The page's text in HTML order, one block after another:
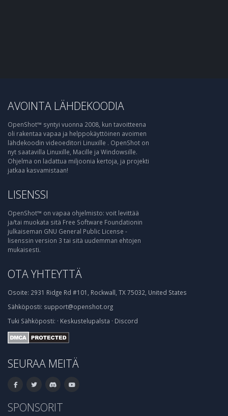
AVOINTA LÄHDEKOODIA
OpenShot™ syntyi vuonna 2008, kun tavoitteena
oli rakentaa vapaa ja helppokäyttöinen avoimen
lähdekoodin videoeditori Linuxille . OpenShot on
nyt saatavilla Linuxille, Macille ja Windowsille.
Ohjelma on ladattua miljoonia kertoja, ja projekti
jatkaa kasvamistaan!
LISENSSI
OpenShot™ on vapaa ohjelmisto: voit levittää
ja/tai muokata sitä Free Software Foundationin
julkaiseman GNU General Public License -
lisenssin version 3 tai sitä uudemman ehtojen
mukaisesti.
OTA YHTEYTTÄ
Osoite: 2931 Ridge Rd #101, Rockwall, TX 75032, United States
Sähköposti: support@openshot.org
Tuki Sähköposti: · Keskustelupalsta · Discord
SEURAA MEITÄ
SPONSORIT